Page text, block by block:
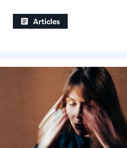
Articles